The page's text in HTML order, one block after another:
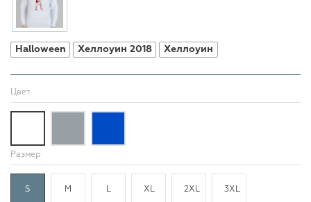
Halloween Хеллоуин 2018 Хеллоуин
Цвет
Размер
S M L XL 2XL 3XL